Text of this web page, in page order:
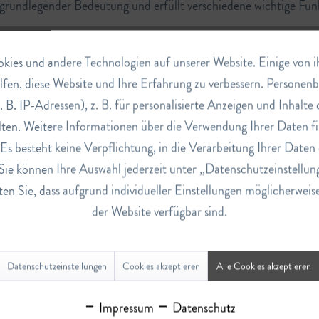
Bedeutung und erfüllt verschiedene wichtige
bei der Stärkung des Immunsystems und der
Mikroorganismen schützen.
von Kollagen, einem wichtigen Protein in
und die Gesundheit von Haut und Geweben.
Vitamin C den Körper vor schädlichen freien Radikalen
wird.
von pflanzlichem Eisen aus der Nahrung und trägt
von Neurotransmittern wie Serotonin beteiligt, die
den Aufbau neuer Gewebe nach Verletzungen oder
Vitamin C kann dazu beitragen, die Stressreaktion
und andere Technologien auf unserer Website. Einige von
diese Website und Ihre Erfahrung zu verbessern.
IP-Adressen), z. B. für personalisierte Anzeigen und Inhalte
Weitere Informationen über die Verwendung Ihrer Daten
besteht keine Verpflichtung, in die Verarbeitung Ihrer Daten
können Ihre Auswahl jederzeit unter
Sie, dass aufgrund individueller Einstellungen
der Website verfügbar sind.
Datenschutzeinstellungen Cookies akzeptieren Alle Cookies akzeptieren
Impressum Datenschutz